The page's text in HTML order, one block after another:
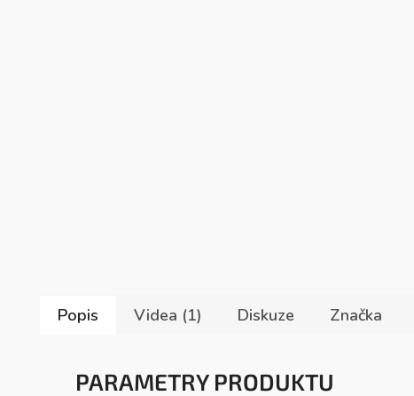
Popis Videa (1) Diskuze Značka
PARAMETRY PRODUKTU